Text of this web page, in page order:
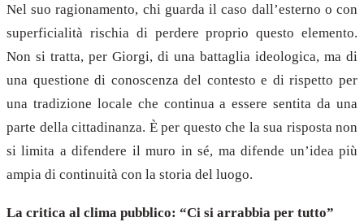
Nel suo ragionamento, chi guarda il caso dall’esterno o con
superficialità rischia di perdere proprio questo elemento.
Non si tratta, per Giorgi, di una battaglia ideologica, ma di
una questione di conoscenza del contesto e di rispetto per
una tradizione locale che continua a essere sentita da una
parte della cittadinanza. È per questo che la sua risposta non
si limita a difendere il muro in sé, ma difende un’idea più
ampia di continuità con la storia del luogo.
La critica al clima pubblico: “Ci si arrabbia per tutto”